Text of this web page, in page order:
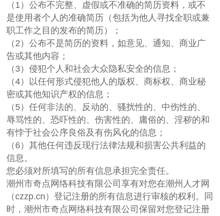
（1）公布不完整、虚假或不准确的简历资料，或不
是使用者个人的准确简历（包括为他人寻找全职或兼
职工作之目的发布的简历）；
（2）公布不是简历的资料，如意见、通知、商业广
告或其他内容；
（3）侵犯个人和社会大众隐私安全的信息；
（4）以任何形式侵犯他人的版权、商标权、商业秘
密或其他知识产权的信息；
（5）任何非法的、反动的、骚扰性的、中伤性的、
辱骂性的、恐吓性的、伤害性的、庸俗的、淫秽的和
有悖于社会公序良俗及有伤风化的信息；
（6）其他任何违反现行法律法规和损害公共利益的
信息。
您必须对所填写的所有信息承担完全责任。
潮州市奇点网络科技有限公司享有对您在潮州人才网
（czzp.cn）登记注册的所有信息进行审核的权利。同
时，潮州市奇点网络科技有限公司保留对您登记注册